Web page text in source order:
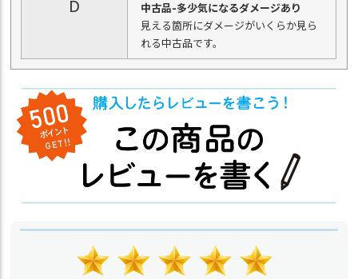
D
中古品-多少気になるダメージあり
見える箇所にダメージがいくらか見ら
れる中古品です。